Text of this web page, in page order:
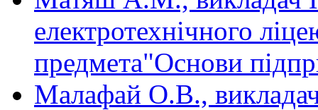
електротехнічного
предмета"Основи
Малафай О.В.,